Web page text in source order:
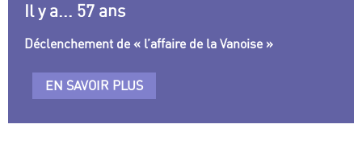
Il y a... 57 ans
Déclenchement de « l’affaire de la Vanoise »
EN SAVOIR PLUS